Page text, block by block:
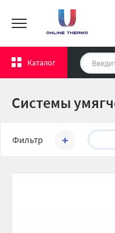
Каталог
Системы
Фильтр